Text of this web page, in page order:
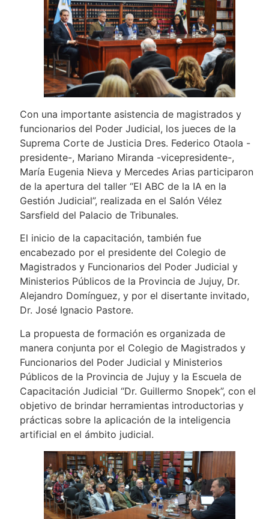
Con una importante asistencia de magistrados y
funcionarios del Poder Judicial, los jueces de la
Suprema Corte de Justicia Dres. Federico Otaola -
presidente-, Mariano Miranda -vicepresidente-,
María Eugenia Nieva y Mercedes Arias participaron
de la apertura del taller “El ABC de la IA en la
Gestión Judicial”, realizada en el Salón Vélez
Sarsfield del Palacio de Tribunales.
El inicio de la capacitación, también fue
encabezado por el presidente del Colegio de
Magistrados y Funcionarios del Poder Judicial y
Ministerios Públicos de la Provincia de Jujuy, Dr.
Alejandro Domínguez, y por el disertante invitado,
Dr. José Ignacio Pastore.
La propuesta de formación es organizada de
manera conjunta por el Colegio de Magistrados y
Funcionarios del Poder Judicial y Ministerios
Públicos de la Provincia de Jujuy y la Escuela de
Capacitación Judicial “Dr. Guillermo Snopek”, con el
objetivo de brindar herramientas introductorias y
prácticas sobre la aplicación de la inteligencia
artificial en el ámbito judicial.